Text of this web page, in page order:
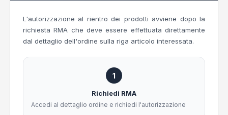
L'autorizzazione al rientro dei prodotti avviene dopo la
richiesta RMA che deve essere effettuata direttamente
dal dettaglio dell'ordine sulla riga articolo interessata.
1
Richiedi RMA
Accedi al dettaglio ordine e richiedi l'autorizzazione